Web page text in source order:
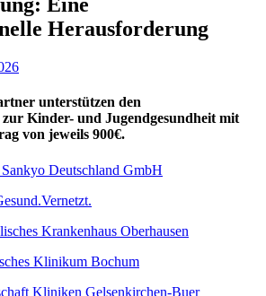
Eine
Herausforderung
unterstützen den
Kinder- und Jugendgesundheit mit
von jeweils 900€.